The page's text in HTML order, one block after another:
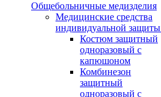
Общебольничные медизделия
Медицинские средства
индивидуальной защиты
Костюм защитный
одноразовый с
капюшоном
Комбинезон
защитный
одноразовый с